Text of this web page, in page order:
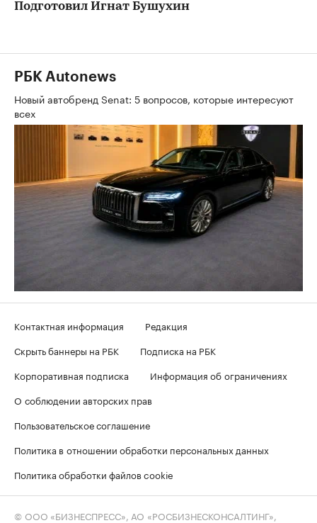
Подготовил Игнат Бушухин
РБК Autonews
Новый автобренд Senat: 5 вопросов, которые интересуют
всех
Контактная информация
Редакция
Скрыть баннеры на РБК
Подписка на РБК
Корпоративная подписка
Информация об ограничениях
О соблюдении авторских прав
Пользовательское соглашение
Политика в отношении обработки персональных данных
Политика обработки файлов cookie
© ООО «БИЗНЕСПРЕСС», АО «РОСБИЗНЕСКОНСАЛТИНГ»,